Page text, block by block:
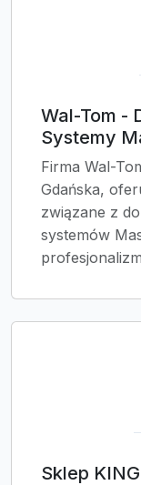
Wal-Tom -
Systemy
Firma Wal-
Gdańska,
związane z
systemów
Sklep